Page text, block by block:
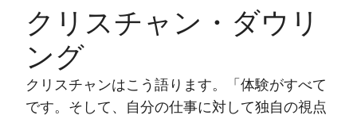
クリスチャン・ダウリ
ング
クリスチャンはこう語ります。「体験がすべて
です。そして、自分の仕事に対して独自の視点